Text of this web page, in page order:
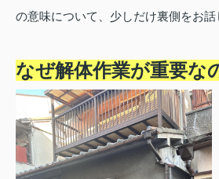
の意味について、少しだけ裏側をお
なぜ解体作業が重要な